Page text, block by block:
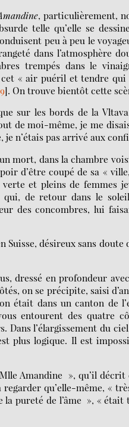
, particulièrement,
telle qu’elle se
peu à peu le
dans l’atmosphère
trempés dans le
« air puéril et tendre
9]. On trouve bientôt cette
sur les bords de la
de moi-même, je me
je n’étais pas arrivé aux
mort, dans la chambre
d’être coupé de sa «
et pleins de femmes
de retour dans le
des concombres, lui
Suisse, désireux sans
dressé en profondeur
on se précipite, saisi
était dans un canton de
entourent des quatre
Dans l’élargissement du
plus logique. Il est
Amandine », qu’il
qu’elle-même, «
la pureté de l’âme », «